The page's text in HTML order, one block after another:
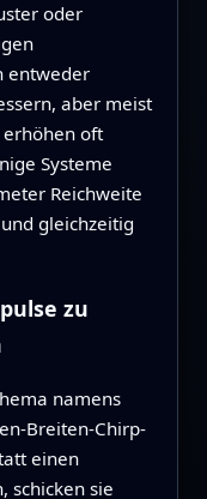
oder
entweder
aber meist
erhöhen oft
Systeme
Reichweite
gleichzeitig
zu
namens
Breiten-Chirp-
einen
schicken sie